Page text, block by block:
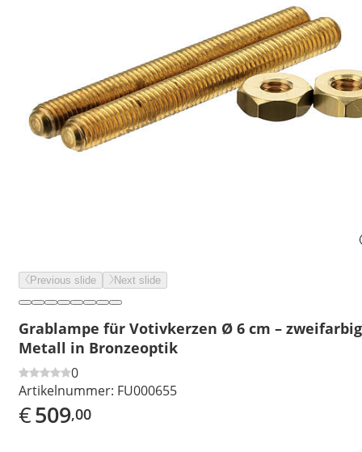
Previous slide Next slide
Grablampe für Votivkerzen Ø 6 cm –
Metall in Bronzeoptik
0
Artikelnummer: FU000655
€509,00